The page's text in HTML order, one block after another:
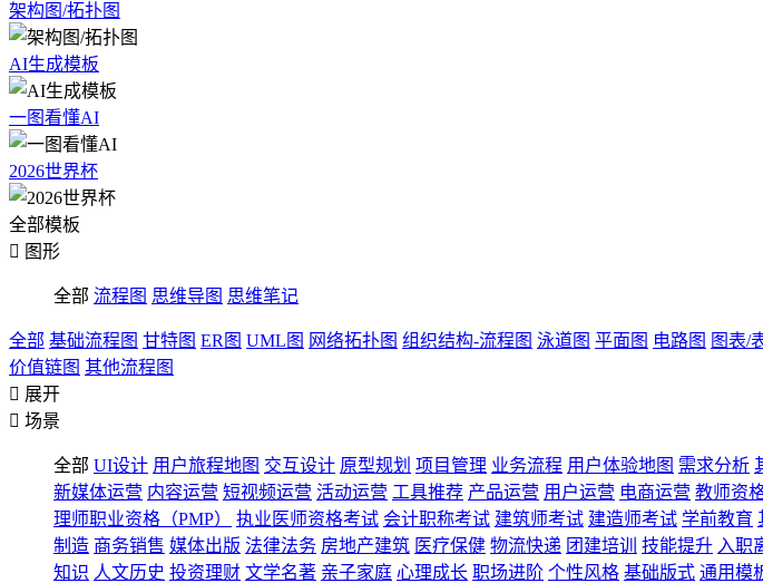
架构图/拓扑图
AI生成模板
一图看懂AI
2026世界杯
全部模板
 图形
全部 流程图 思维导图 思维笔记
全部 基础流程图 甘特图 ER图 UML图 网络拓扑图 组织结构-流程图 泳道图 平面图 电路图 图表/
价值链图 其他流程图
 展开
 场景
全部 UI设计 用户旅程地图 交互设计 原型规划 项目管理 业务流程 用户体验地图 需求分析
新媒体运营 内容运营 短视频运营 活动运营 工具推荐 产品运营 用户运营 电商运营 教师资
理师职业资格（PMP）
执业医师资格考试 会计职称考试 建筑师考试 建造师考试 学前教育
制造 商务销售 媒体出版 法律法务 房地产建筑 医疗保健 物流快递 团建培训 技能提升 入职
知识 人文历史 投资理财 文学名著 亲子家庭 心理成长 职场进阶 个性风格 基础版式 通用模